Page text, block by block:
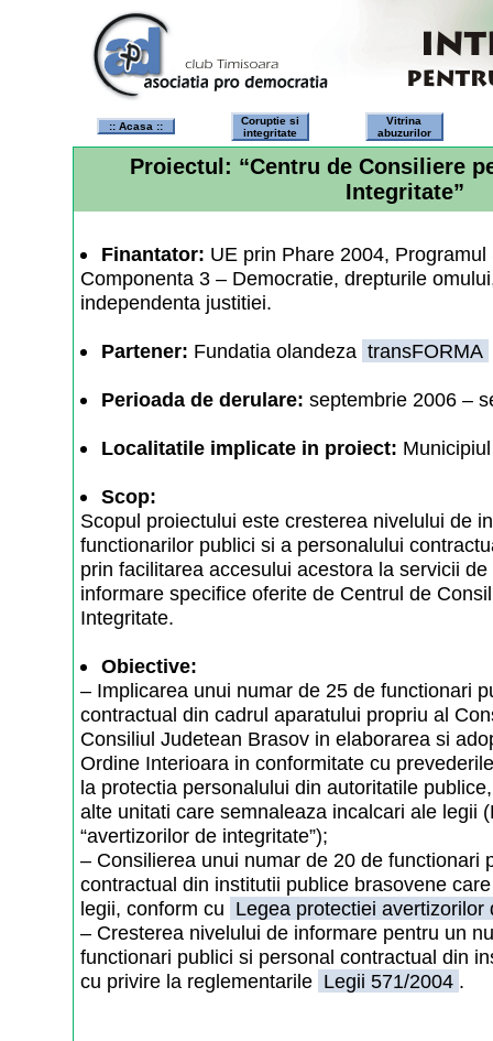
:: Acasa ::
Coruptie si
integritate
Vitrina
abuzurilor
Proiectul: “Centru de Consiliere
Integritate”
Finantator: UE prin Phare 2004,
Componenta 3 – Democratie, drepturile
independenta justitiei.
Partener: Fundatia olandeza transFORMA
Perioada de derulare: septembrie 2006 –
Localitatile implicate in proiect:
Scop:
Scopul proiectului este cresterea nivelului de
functionarilor publici si a personalului
prin facilitarea accesului acestora la servicii
informare specifice oferite de Centrul de
Integritate.
Obiective:
– Implicarea unui numar de 25 de functionari
contractual din cadrul aparatului propriu al
Consiliul Judetean Brasov in elaborarea si
Ordine Interioara in conformitate cu
la protectia personalului din autoritatile
alte unitati care semnaleaza incalcari ale legii
“avertizorilor de integritate”);
– Consilierea unui numar de 20 de functionari
contractual din institutii publice brasovene
legii, conform cu Legea protectiei
– Cresterea nivelului de informare pentru un
functionari publici si personal contractual din
cu privire la reglementarile Legii 571/2004 .